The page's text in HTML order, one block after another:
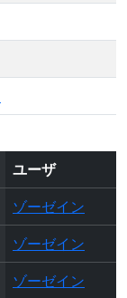
ユーザ
ゾーゼイン
ゾーゼイン
ゾーゼイン